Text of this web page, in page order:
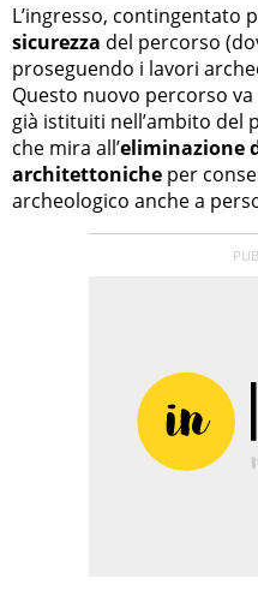
L’ingresso, contingentato
sicurezza del percorso
proseguendo i lavori
Questo nuovo percorso
già istituiti nell’ambito del
che mira all’eliminazione
architettoniche per
archeologico anche a